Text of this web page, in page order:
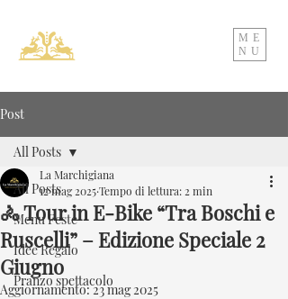
ME
NU
Post
All Posts
Menu Feste
Idee Regalo
Pranzo spettacolo
All Posts
🚴 Tour in E-Bike “Tra Boschi e
Ruscelli” – Edizione Speciale 2
Giugno
La Marchigiana
12 mag 2025Tempo di lettura: 2 min
Aggiornamento:23 mag 2025